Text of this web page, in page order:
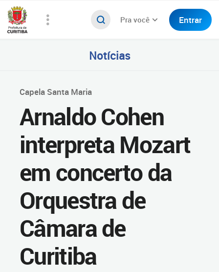
Pra você Entrar
Notícias
Capela Santa Maria
Arnaldo Cohen
interpreta Mozart
em concerto da
Orquestra de
Câmara de
Curitiba